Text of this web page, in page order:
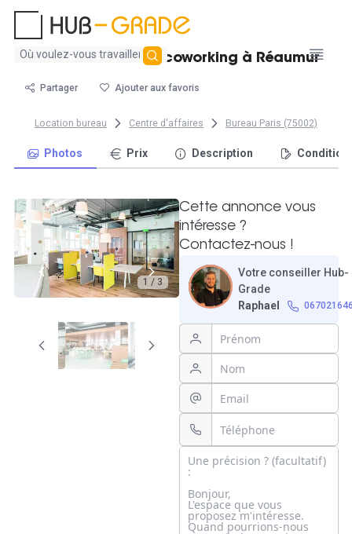
Aucun
trouvé
Poste nomade en coworking à Réaumur
Partager Ajouter aux favoris
Location bureau Centre d'affaires Bureau Paris (75002)
Photos Prix Description
1 / 3
Cette annonce vous
intéresse ?
Contactez-nous !
Votre conseiller Hub-
Grade
Raphael